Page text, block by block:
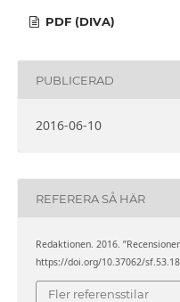
PDF (DIVA)
PUBLICERAD
2016-06-10
REFERERA SÅ HÄR
Redaktionen. 2016.
https://doi.org/10.37062/
Fler referensstilar